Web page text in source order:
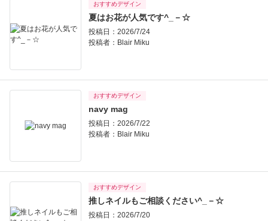
おすすめデザイン
夏はお花が人気です^_－☆
投稿日：2026/7/24
投稿者： Blair Miku
おすすめデザイン
navy mag
投稿日：2026/7/22
投稿者： Blair Miku
おすすめデザイン
推しネイルもご相談ください^_－☆
投稿日：2026/7/20